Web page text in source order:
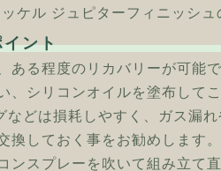
ケル ジュピターフィニッシ
ント
ある程度のリカバリーが可能
、シリコンオイルを塗布して
どは損耗しやすく、ガス漏
しておく事をお勧めします。
ンスプレーを吹いて組み立て